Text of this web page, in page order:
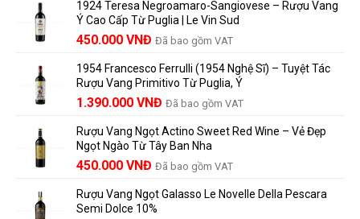
và
những
người
vang
nên
biết
Lưu
Trữ
Và
Thành
là:
858.000 VNĐ.
tại
là:
780.000 VNĐ.
1924 Teresa Negroamaro-Sangiovese – Rượu Vang
Ý Cao Cấp Từ Puglia | Le Vin Sud
Giá
là:
495.000 VNĐ.
450.000 VNĐ Giá
tại
là:
450.000 VNĐ.
Đã bao gồm VAT
1954 Francesco Ferrulli (1954 Nghệ Sĩ) – Tuyệt Tác
Rượu Vang Primitivo Từ Puglia, Ý
Giá
là:
1.529.000 VNĐ.
1.390.000 VNĐ Giá
tại
là:
1.390.000 VNĐ.
Đã bao gồm VAT
Rượu Vang Ngọt Actino Sweet Red Wine – Vẻ Đẹp
Ngọt Ngào Từ Tây Ban Nha
450.000 VNĐ Đã bao gồm VAT
Rượu Vang Ngọt Galasso Le Novelle Della Pescara
Semi Dolce 10%